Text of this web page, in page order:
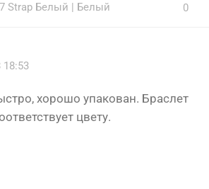
Strap Белый | Белый 0
18:53
хорошо упакован. Браслет
цвету.